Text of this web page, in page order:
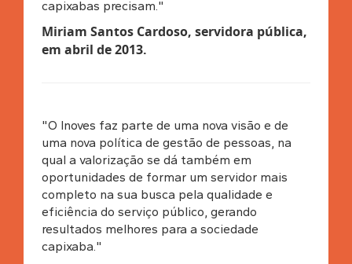
capixabas precisam."
Miriam Santos Cardoso, servidora pública,
em abril de 2013.
"O Inoves faz parte de uma nova visão e de
uma nova política de gestão de pessoas, na
qual a valorização se dá também em
oportunidades de formar um servidor mais
completo na sua busca pela qualidade e
eficiência do serviço público, gerando
resultados melhores para a sociedade
capixaba."